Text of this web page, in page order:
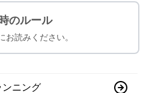
のルール
お読みください。
ンニング